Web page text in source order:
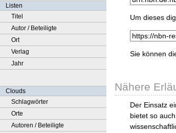
Listen
Titel
Autor / Beteiligte
Ort
Verlag
Jahr
Clouds
Schlagwörter
Orte
Autoren / Beteiligte
Um dieses
Sie können
Nähere
Der Einsatz
bietet so